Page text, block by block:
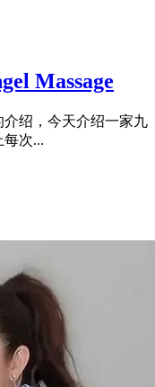
Massage
绍，今天介绍一家九
次...